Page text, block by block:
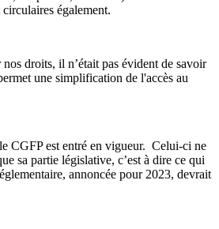
également.
droits, il n’était pas évident de savoir
une simplification de l'accès au
CGFP est entré en vigueur. Celui-ci ne
sa partie législative, c’est à dire ce qui
annoncée pour 2023, devrait